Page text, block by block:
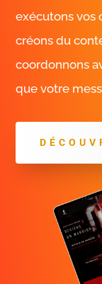
exécutons vos
créons du
coordonnons
que votre